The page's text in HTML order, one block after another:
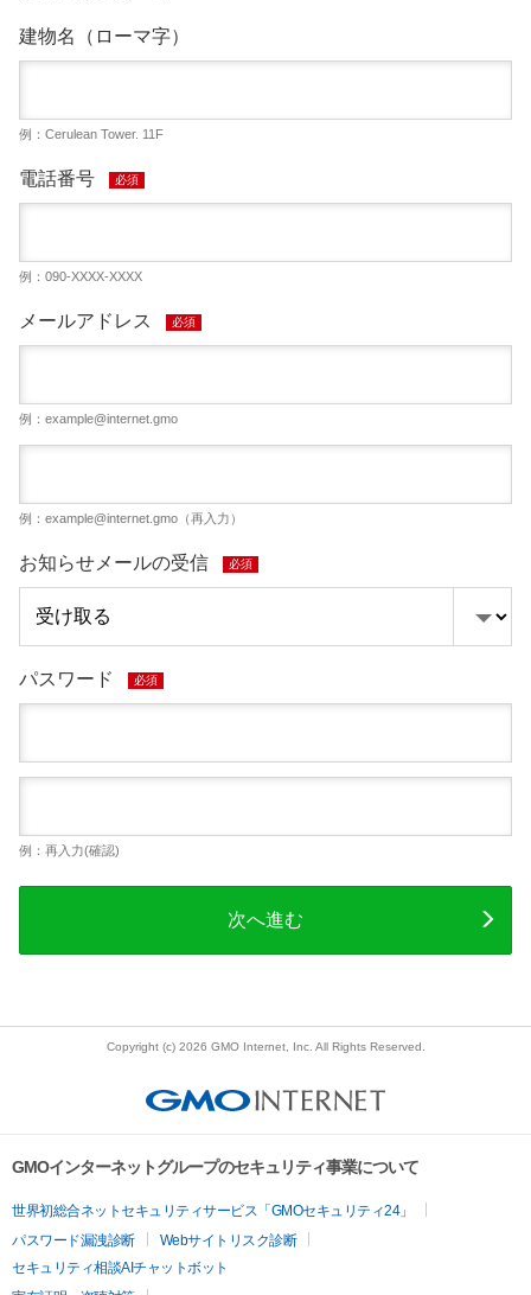
建物名（ローマ字）
例：Cerulean Tower. 11F
電話番号 必須
例：090-XXXX-XXXX
メールアドレス 必須
例： example@internet.gmo
例： example@internet.gmo （再入力）
お知らせメールの受信 必須
パスワード 必須
例：再入力(確認)
次へ進む
Copyright (c) 2026 GMO Internet, Inc. All Rights Reserved.
GMOインターネットグループのセキュリティ事業について
世界初総合ネットセキュリティサービス「GMOセキュリティ24」
パスワード漏洩診断
Webサイトリスク診断
セキュリティ相談AIチャットボット